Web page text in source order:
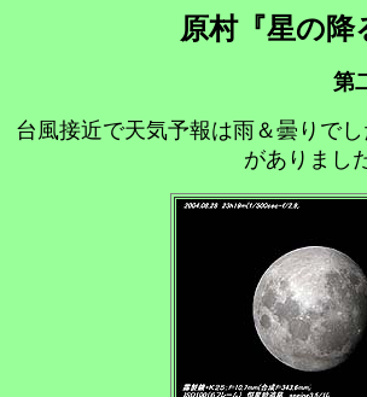
原村『星の降
第
台風接近で天気予報は雨＆曇りで
がありまし